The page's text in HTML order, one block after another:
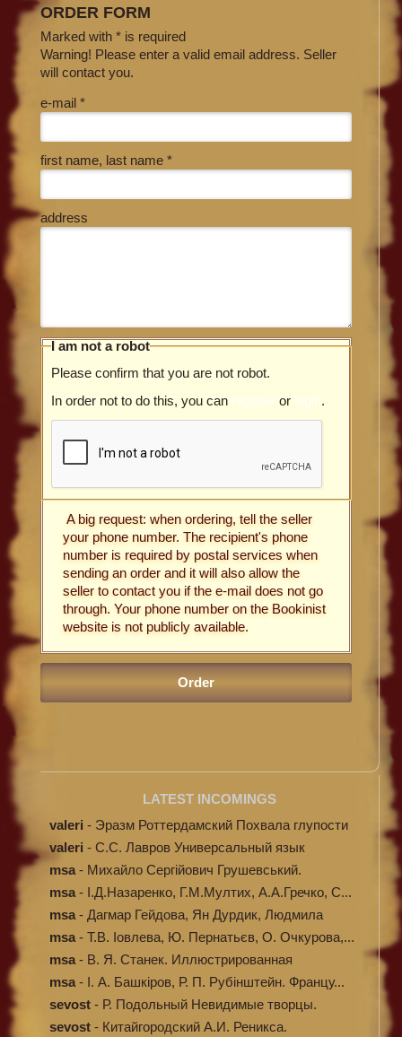
ORDER FORM
Marked with * is required
Warning! Please enter a valid email address. Seller
will contact you.
e-mail *
first name, last name *
address
I am not a robot
Please confirm that you are not robot.
In order not to do this, you can register or login.
A big request: when ordering, tell the seller
your phone number. The recipient's phone
number is required by postal services when
sending an order and it will also allow the
seller to contact you if the e-mail does not go
through. Your phone number on the Bookinist
website is not publicly available.
LATEST INCOMINGS
valeri - Эразм Роттердамский Похвала глупости
valeri - C.С. Лавров Универсальный язык
программи...
msa - Михайло Сергійович Грушевський.
Ілюстров...
msa - І.Д.Назаренко, Г.М.Мултих, А.А.Гречко, С...
msa - Дагмар Гейдова, Ян Дурдик, Людмила
Кибал...
msa - Т.В. Іовлева, Ю. Пернатьєв, О. Очкурова,...
msa - В. Я. Станек. Иллюстрированная
энциклопе...
msa - І. А. Башкіров, Р. П. Рубінштейн. Францу...
sevost - Р. Подольный Невидимые творцы.
sevost - Китайгородский А.И. Реникса.